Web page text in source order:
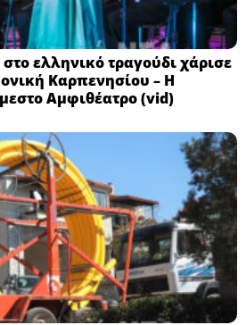
ελληνικό τραγούδι χάρισε
Καρπενησίου – Η
Αμφιθέατρο (vid)